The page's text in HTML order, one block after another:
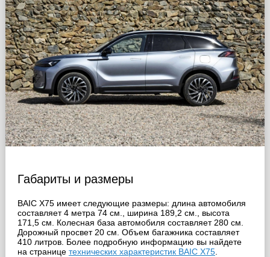
Габариты и размеры
BAIC X75 имеет следующие размеры: длина автомобиля
составляет 4 метра 74 см., ширина 189,2 cм., высота
171,5 cм. Колесная база автомобиля составляет 280 cм.
Дорожный просвет 20 cм. Объем багажника составляет
410 литров. Более подробную информацию вы найдете
на странице технических характеристик BAIC X75.